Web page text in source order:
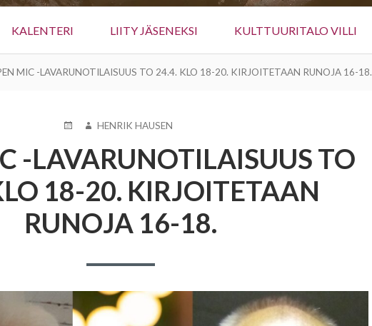
KALENTERI LIITY JÄSENEKSI KULTTUURITALO VILLI
MIC -LAVARUNOTILAISUUS TO 24.4. KLO 18-20. KIRJOITETAAN RUNOJA 16-18.
JULKAISTU
KIRJOITTAJA
HENRIK HAUSEN
-LAVARUNOTILAISUUS TO
18-20. KIRJOITETAAN
RUNOJA 16-18.